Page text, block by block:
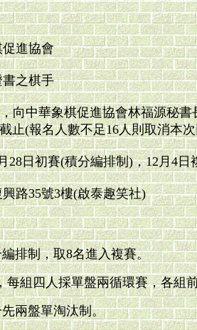
進協會
之棋手
向中華象棋促進協會林福源秘書
人數不足16人則取消本次
28日初賽(積分編排制)，12月4
路35號3樓(啟泰趣笑社)
排制，取8名進入複賽。
每組四人採單盤兩循環賽，各組
兩盤單淘汰制。